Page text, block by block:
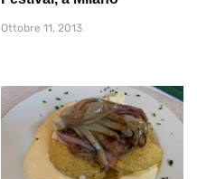
Ottobre 11, 2013